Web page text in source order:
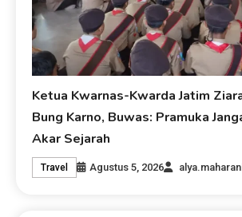
Ketua Kwarnas-Kwarda Jatim
Bung Karno, Buwas: Pramuka
Akar Sejarah
Travel Agustus 5, 2026